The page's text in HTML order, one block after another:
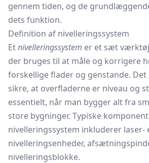
gennem tiden, og de
dets funktion.
Definition af nivelleringssystem
Etnivelleringssystem er et sæt
der bruges til at måle og korrigere
forskellige flader og genstande.
sikre, at overfladerne er niveau og
essentielt, når man bygger alt fra
store bygninger. Typiske
nivelleringssystem inkluderer laser-
nivelleringsenheder,
nivelleringsblokke.